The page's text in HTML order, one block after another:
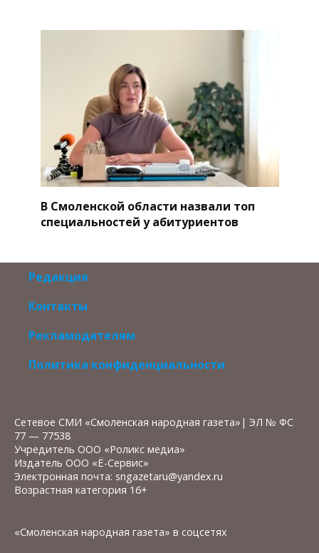
В Смоленской области назвали топ
специальностей у абитуриентов
Редакция
Контакты
Рекламодателям
Политика конфиденциальности
Сетевое СМИ «Смоленская народная газета»| ЭЛ № ФС
77 — 77538
Учредитель ООО «Роликс медиа»
Издатель ООО «Ё-Сервис»
Электронная почта: sngazetaru@yandex.ru
Возрастная категория 16+
«Смоленская народная газета» в соцсетях